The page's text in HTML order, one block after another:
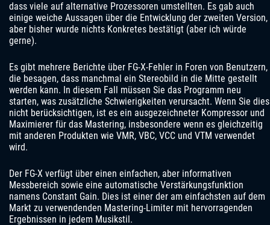
dass viele auf alternative Prozessoren umstellten. Es gab auch
einige weiche Aussagen über die Entwicklung der zweiten Version,
aber bisher wurde nichts Konkretes bestätigt (aber ich würde
gerne).
Es gibt mehrere Berichte über FG-X-Fehler in Foren von Benutzern,
die besagen, dass manchmal ein Stereobild in die Mitte gestellt
werden kann. In diesem Fall müssen Sie das Programm neu
starten, was zusätzliche Schwierigkeiten verursacht. Wenn Sie dies
nicht berücksichtigen, ist es ein ausgezeichneter Kompressor und
Maximierer für das Mastering, insbesondere wenn es gleichzeitig
mit anderen Produkten wie VMR, VBC, VCC und VTM verwendet
wird.
Der FG-X verfügt über einen einfachen, aber informativen
Messbereich sowie eine automatische Verstärkungsfunktion
namens Constant Gain. Dies ist einer der am einfachsten auf dem
Markt zu verwendenden Mastering-Limiter mit hervorragenden
Ergebnissen in jedem Musikstil.